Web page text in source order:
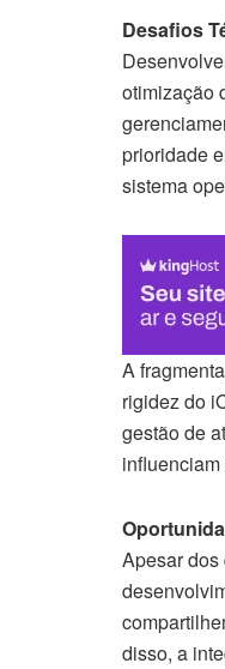
Desafios
otimização
prioridade
sistema
A
rigidez do
gestão de
Apesar
disso, a